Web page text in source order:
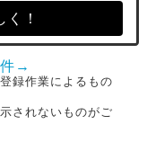
く！
→
録作業によるもの
されないものがご